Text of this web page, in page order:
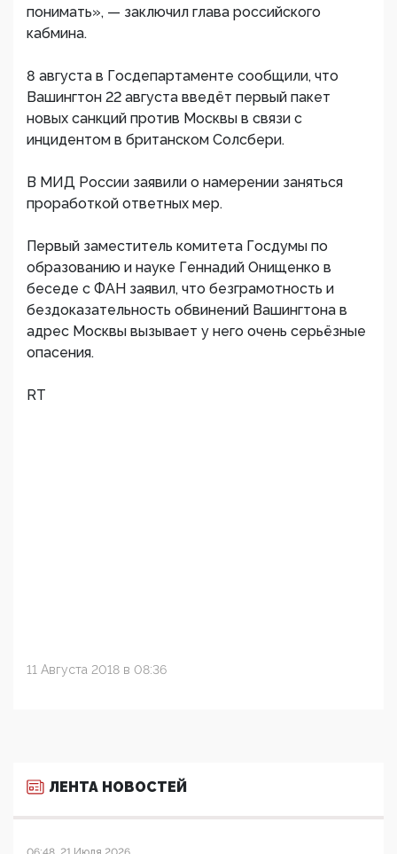
понимать», — заключил глава российского
кабмина.
8 августа в Госдепартаменте сообщили, что
Вашингтон 22 августа введёт первый пакет
новых санкций против Москвы в связи с
инцидентом в британском Солсбери.
В МИД России заявили о намерении заняться
проработкой ответных мер.
Первый заместитель комитета Госдумы по
образованию и науке Геннадий Онищенко в
беседе с ФАН заявил, что безграмотность и
бездоказательность обвинений Вашингтона в
адрес Москвы вызывает у него очень серьёзные
опасения.
RT
11 Августа 2018 в 08:36
ЛЕНТА НОВОСТЕЙ